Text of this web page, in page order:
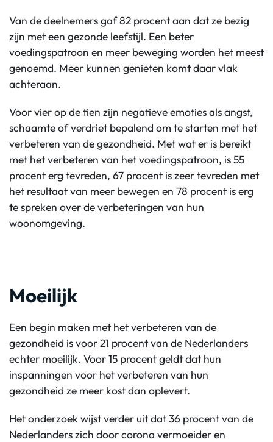
Van de deelnemers gaf 82 procent aan dat ze bezig
zijn met een gezonde leefstijl. Een beter
voedingspatroon en meer beweging worden het meest
genoemd. Meer kunnen genieten komt daar vlak
achteraan.
Voor vier op de tien zijn negatieve emoties als angst,
schaamte of verdriet bepalend om te starten met het
verbeteren van de gezondheid. Met wat er is bereikt
met het verbeteren van het voedingspatroon, is 55
procent erg tevreden, 67 procent is zeer tevreden met
het resultaat van meer bewegen en 78 procent is erg
te spreken over de verbeteringen van hun
woonomgeving.
Moeilijk
Een begin maken met het verbeteren van de
gezondheid is voor 21 procent van de Nederlanders
echter moeilijk. Voor 15 procent geldt dat hun
inspanningen voor het verbeteren van hun
gezondheid ze meer kost dan oplevert.
Het onderzoek wijst verder uit dat 36 procent van de
Nederlanders zich door corona vermoeider en